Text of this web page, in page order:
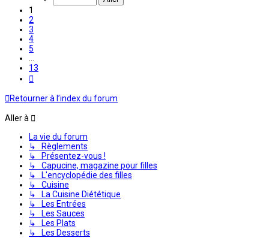
1
2
3
4
5
13
Retourner à l’index du forum
Aller à
La vie du forum
↳ Règlements
↳ Présentez-vous !
↳ Capucine, magazine pour filles
↳ L'encyclopédie des filles
↳ Cuisine
↳ La Cuisine Diététique
↳ Les Entrées
↳ Les Sauces
↳ Les Plats
↳ Les Desserts